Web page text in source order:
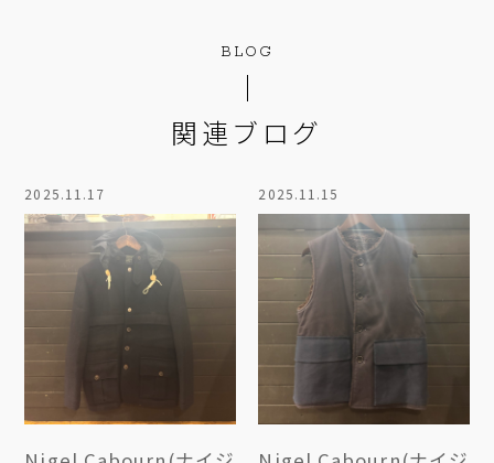
BLOG
関連ブログ
2025.11.17 2025.11.15